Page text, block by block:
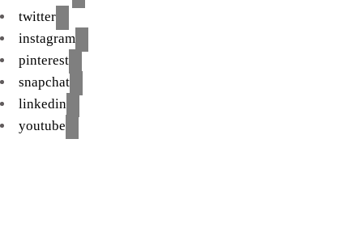
twitter
instagram
pinterest
snapchat
linkedin
youtube